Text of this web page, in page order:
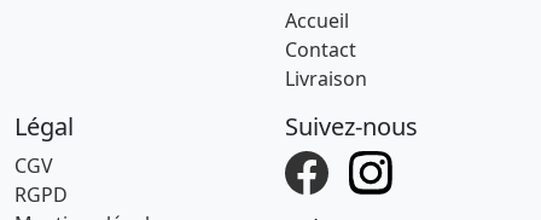
Accueil
Contact
Livraison
Légal
CGV
RGPD
Suivez-nous